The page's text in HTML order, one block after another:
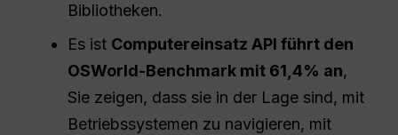
Bibliotheken.
Es ist ComputereinsatzAPI führt den
OSWorld-Benchmark mit 61,4% an,
Sie zeigen, dass sie in der Lage sind, mit
Betriebssystemen zu navigieren, mit